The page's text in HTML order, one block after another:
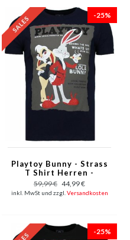
-25%
Playtoy Bunny - Strass
T Shirt Herren -
Marine Blau
59,99 € 44,99 €
inkl. MwSt und zzgl. Versandkosten
-25%